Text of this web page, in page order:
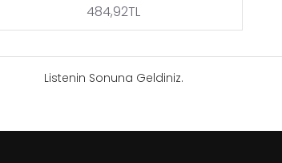
484,92TL
Listenin Sonuna Geldiniz.